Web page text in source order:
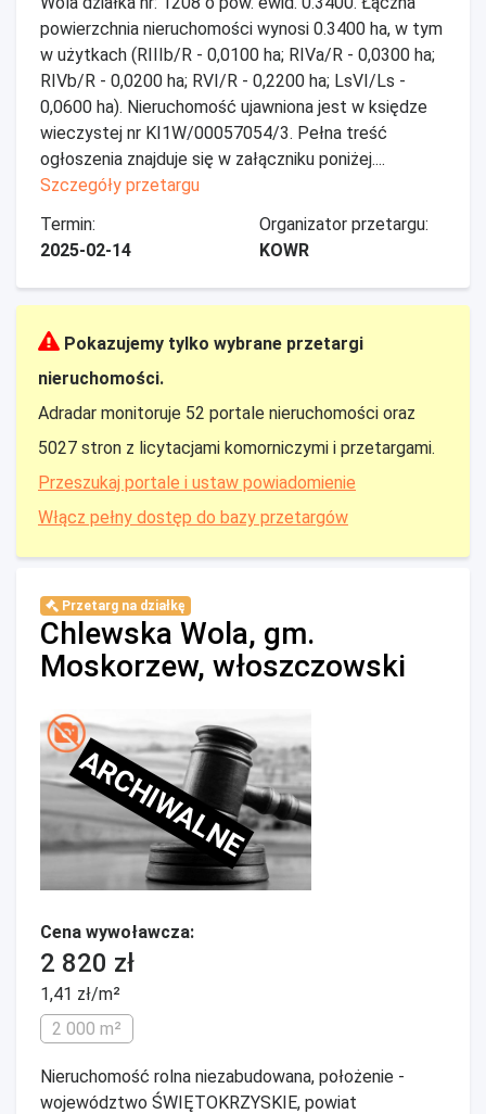
powierzchnia nieruchomości wynosi 0.3400 ha, w tym
w użytkach (RIIIb/R - 0,0100 ha; RIVa/R - 0,0300 ha;
RIVb/R - 0,0200 ha; RVI/R - 0,2200 ha; LsVI/Ls -
0,0600 ha). Nieruchomość ujawniona jest w księdze
wieczystej nr KI1W/00057054/3. Pełna treść
ogłoszenia znajduje się w załączniku poniżej....
Szczegóły przetargu
Termin:
2025-02-14
Organizator przetargu:
KOWR
Pokazujemy tylko wybrane przetargi
nieruchomości.
Adradar monitoruje 52 portale nieruchomości oraz
5027 stron z licytacjami komorniczymi i przetargami.
Przeszukaj portale i ustaw powiadomienie
Włącz pełny dostęp do bazy przetargów
Przetarg na działkę
Chlewska Wola, gm.
Moskorzew, włoszczowski
ARCHIWALNE
Cena wywoławcza:
2 820 zł
1,41 zł/m²
2 000 m²
Nieruchomość rolna niezabudowana, położenie -
województwo ŚWIĘTOKRZYSKIE, powiat